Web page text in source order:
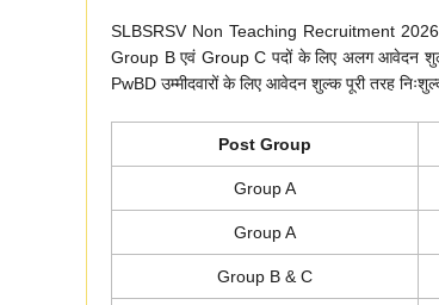
SLBSRSV Non Teaching Recruitment 2026
Group B एवं Group C पदों के लिए अलग आवेदन
PwBD उम्मीदवारों के लिए आवेदन शुल्क पूरी तरह
Post Group
Group A
Group A
Group B & C